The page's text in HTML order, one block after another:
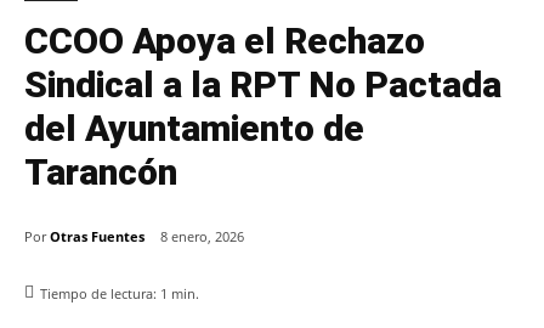
CCOO Apoya el Rechazo
Sindical a la RPT No Pactada
del Ayuntamiento de
Tarancón
Por Otras Fuentes 8 enero, 2026
Tiempo de lectura: 1 min.